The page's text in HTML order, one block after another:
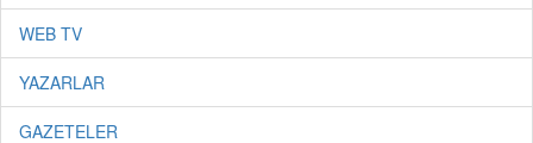
WEB TV
YAZARLAR
GAZETELER